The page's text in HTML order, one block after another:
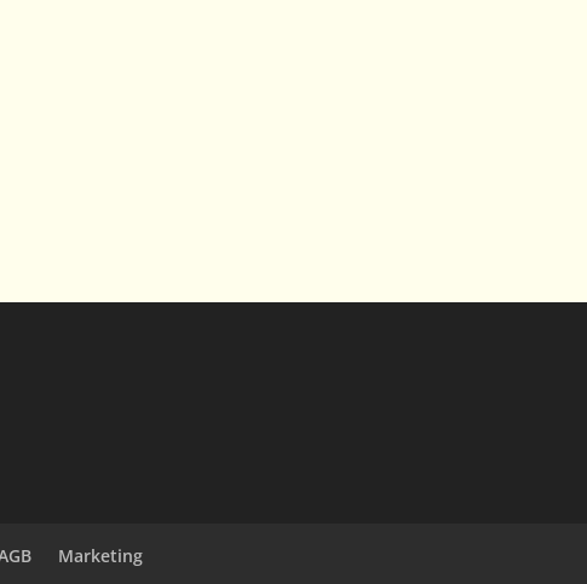
Marketing